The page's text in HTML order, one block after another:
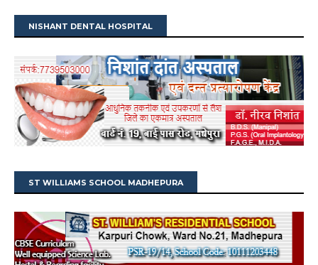
NISHANT DENTAL HOSPITAL
ST WILLIAMS SCHOOL MADHEPURA